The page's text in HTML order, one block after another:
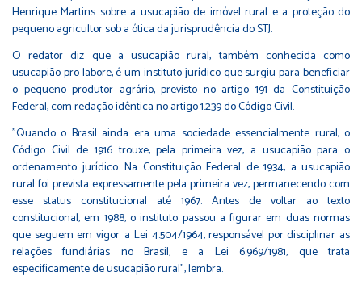
Henrique Martins sobre a usucapião de imóvel rural e a proteção do
pequeno agricultor sob a ótica da jurisprudência do STJ.
O redator diz que a usucapião rural, também conhecida como
usucapião pro labore, é um instituto jurídico que surgiu para beneficiar
o pequeno produtor agrário, previsto no artigo 191 da Constituição
Federal, com redação idêntica no artigo 1.239 do Código Civil.
"Quando o Brasil ainda era uma sociedade essencialmente rural, o
Código Civil de 1916 trouxe, pela primeira vez, a usucapião para o
ordenamento jurídico. Na Constituição Federal de 1934, a usucapião
rural foi prevista expressamente pela primeira vez, permanecendo com
esse status constitucional até 1967. Antes de voltar ao texto
constitucional, em 1988, o instituto passou a figurar em duas normas
que seguem em vigor: a Lei 4.504/1964, responsável por disciplinar as
relações fundiárias no Brasil, e a Lei 6.969/1981, que trata
especificamente de usucapião rural", lembra.